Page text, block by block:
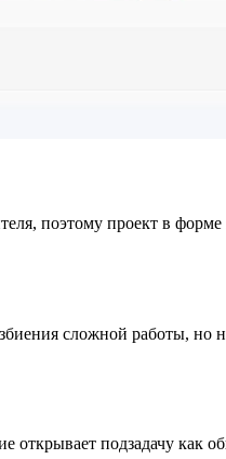
поэтому проект в
сложной работы, но
открывает подзадачу как